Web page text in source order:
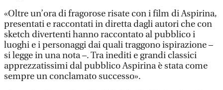
«Oltre un’ora di fragorose risate con i film di Aspirina,
presentati e raccontati in diretta dagli autori che con
sketch divertenti hanno raccontato al pubblico i
luoghi e i personaggi dai quali traggono ispirazione –
si legge in una nota –. Tra inediti e grandi classici
apprezzatissimi dal pubblico Aspirina è stata come
sempre un conclamato successo».